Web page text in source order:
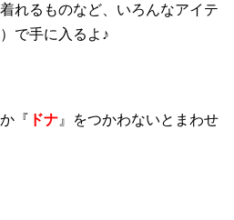
れるものなど、いろんなアイテ
で手に入るよ♪
『 ドナ 』をつかわないとまわせ